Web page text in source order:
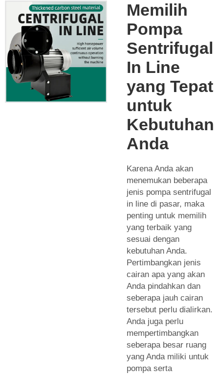
Memilih
Pompa
Sentrifugal
In Line
yang Tepat
untuk
Kebutuhan
Anda
Karena Anda akan
menemukan beberapa
jenis pompa sentrifugal
in line di pasar, maka
penting untuk memilih
yang terbaik yang
sesuai dengan
kebutuhan Anda.
Pertimbangkan jenis
cairan apa yang akan
Anda pindahkan dan
seberapa jauh cairan
tersebut perlu dialirkan.
Anda juga perlu
mempertimbangkan
seberapa besar ruang
yang Anda miliki untuk
pompa serta